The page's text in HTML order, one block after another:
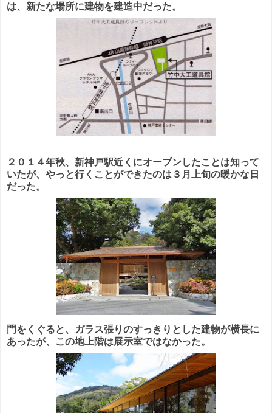
は、新たな場所に建物を建造中だった。
２０１４年秋、新神戸駅近くにオープンしたことは知って
いたが、やっと行くことができたのは３月上旬の暖かな日
だった。
門をくぐると、ガラス張りのすっきりとした建物が横長に
あったが、この地上階は展示室ではなかった。